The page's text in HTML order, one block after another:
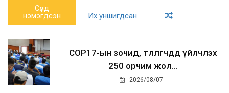
Сүүлд
нэмэгдсэн
Их уншигдсан
COP17-ын зочид, төлөөлөгчдөд үйлчлэх
250 орчим жол...
2026/08/07